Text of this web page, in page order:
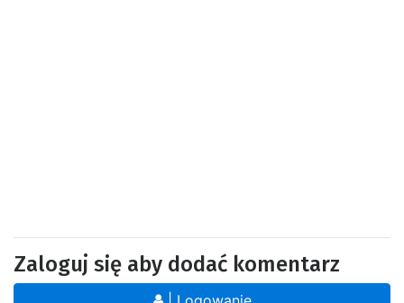
Zaloguj się aby dodać komentarz